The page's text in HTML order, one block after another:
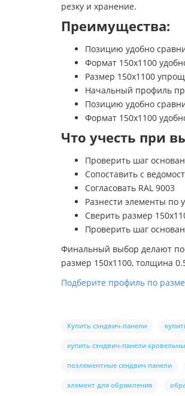
резку и хранение.
Преимущества:
Позицию удобно
Формат 150х1100
Размер 150х1100
Начальный профиль
Позицию удобно
Формат 150х1100
Что учесть при
Проверить шаг
Сопоставить с
Согласовать RAL 9003
Разнести элементы по
Сверить размер
Проверить шаг
Финальный выбор делают
размер 150х1100, толщина
Подберите профиль по
Купить сэндвич-панели
купить сэндвич-панели
поэлементные сендвич панели
элемент для обрамления